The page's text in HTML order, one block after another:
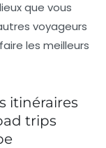
que vous
voyageurs
les meilleurs
itinéraires
trips